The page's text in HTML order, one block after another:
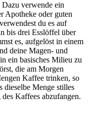
verwende ein
Apotheke oder guten
du es auf
bis drei Esslöffel über
es, aufgelöst in einem
deine Magen- und
ein basisches Milieu zu
die am Morgen
Kaffee trinken, so
dieselbe Menge stilles
Kaffees abzufangen.